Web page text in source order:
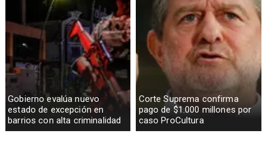
Gobierno evalúa nuevo
estado de excepción en
barrios con alta criminalidad
Corte Suprema confirma
pago de $1.000 millones por
caso ProCultura